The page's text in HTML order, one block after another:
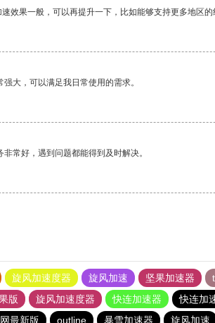
效果一般，可以再提升一下，比如能够支持更多地区的
大，可以满足我日常使用的需求。
常好，遇到问题都能得到及时解决。
旋风加速度器 旋风加速 坚果加速器
版
旋风加速度器 快连加速器 快连加
最新版
outline 暴雪加速器 旋风加速